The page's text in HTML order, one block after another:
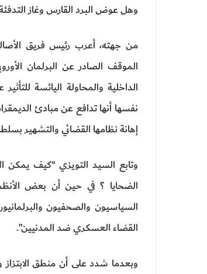
وهل عوض البرد القارس وغاز
من جهته، أعرب رئيس فريق
الموقف الصادر عن البرلمان
الداخلية والمحاولة اليائسة
نفسها أنها تدافع عن مبادئ
إهانة نظامها القضائي والتشهير
وتابع السيد التويزي “كيف يمكن
الضحايا ؟ في حين أن بعض
السياسيون والصحفيون
القضاء العسكري ضد المدنيين”.
وبعدما شدد على أن منطق الابتزاز